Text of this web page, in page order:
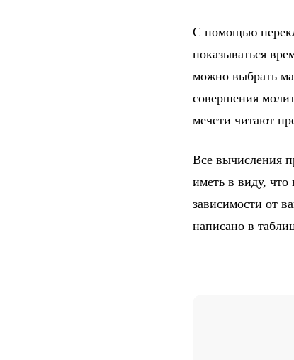
С помощью
показываться
можно выбрать
совершения
мечети читают
Все вычисления
иметь в виду, что
зависимости от
написано в